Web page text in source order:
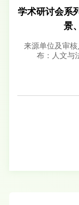
学术研讨会系
景
来源单位及审
布：人文与